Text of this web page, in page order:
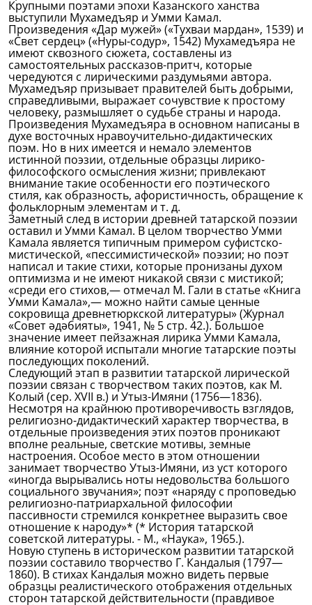
Крупными поэтами эпохи Казанского ханства
выступили Мухамедъяр и Умми Камал.
Произведения «Дар мужей» («Тухваи мардан», 1539) и
«Свет сердец» («Нуры-содур», 1542) Мухамедъяра не
имеют сквозного сюжета, составлены из
самостоятельных рассказов-притч, которые
чередуются с лирическими раздумьями автора.
Мухамедъяр призывает правителей быть добрыми,
справедливыми, выражает сочувствие к простому
человеку, размышляет о судьбе страны и народа.
Произведения Мухамедъяра в основном написаны в
духе восточных нравоучительно-дидактических
поэм. Но в них имеется и немало элементов
истинной поэзии, отдельные образцы лирико-
философского осмысления жизни; привлекают
внимание такие особенности его поэтического
стиля, как образность, афористичность, обращение к
фольклорным элементам и т. д.
Заметный след в истории древней татарской поэзии
оставил и Умми Камал. В целом творчество Умми
Камала является типичным примером суфистско-
мистической, «пессимистической» поэзии; но поэт
написал и такие стихи, которые пронизаны духом
оптимизма и не имеют никакой связи с мистикой;
«среди его стихов,— отмечал М. Гали в статье «Книга
Умми Камала»,— можно найти самые ценные
сокровища древнетюркской литературы» (Журнал
«Совет әдәбияты», 1941, № 5 стр. 42.). Большое
значение имеет пейзажная лирика Умми Камала,
влияние которой испытали многие татарские поэты
последующих поколений.
Следующий этап в развитии татарской лирической
поэзии связан с творчеством таких поэтов, как М.
Колый (сер. XVII в.) и Утыз-Имяни (1756—1836).
Несмотря на крайнюю противоречивость взглядов,
религиозно-дидактический характер творчества, в
отдельные произведения этих поэтов проникают
вполне реальные, светские мотивы, земные
настроения. Особое место в этом отношении
занимает творчество Утыз-Имяни, из уст которого
«иногда вырывались ноты недовольства большого
социального звучания»; поэт «наряду с проповедью
религиозно-патриархальной философии
пассивности стремился конкретнее выразить свое
отношение к народу»* (* История татарской
советской литературы. - М., «Наука», 1965.).
Новую ступень в историческом развитии татарской
поэзии составило творчество Г. Кандалыя (1797—
1860). В стихах Кандалыя можно видеть первые
образцы реалистического отображения отдельных
сторон татарской действительности (правдивое